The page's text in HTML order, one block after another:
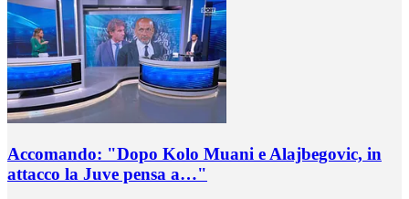
Accomando: "Dopo Kolo Muani e Alajbegovic, in
attacco la Juve pensa a…"